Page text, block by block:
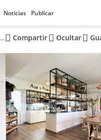
Noticias Publicar
Elegante casa nueva con 3 dormitorios y 2 cocheras en Country El Cantón, Escobar Compartir Ocultar